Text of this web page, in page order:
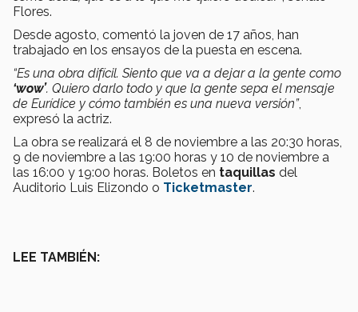
Flores.
Desde agosto, comentó la joven de 17 años, han
trabajado en los ensayos de la puesta en escena.
“Es una obra difícil. Siento que va a dejar a la gente como
‘wow’. Quiero darlo todo y que la gente sepa el mensaje
de Eurídice y cómo también es una nueva versión”,
expresó la actriz.
La obra se realizará el 8 de noviembre a las 20:30 horas,
9 de noviembre a las 19:00 horas y 10 de noviembre a
las 16:00 y 19:00 horas. Boletos en taquillas del
Auditorio Luis Elizondo o Ticketmaster.
LEE TAMBIÉN: